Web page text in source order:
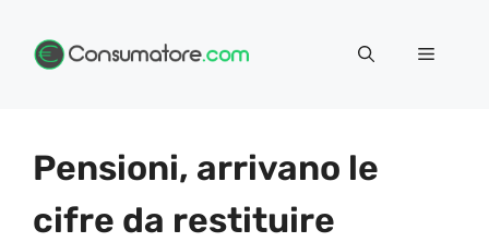
Menu
Pensioni, arrivano le
cifre da restituire